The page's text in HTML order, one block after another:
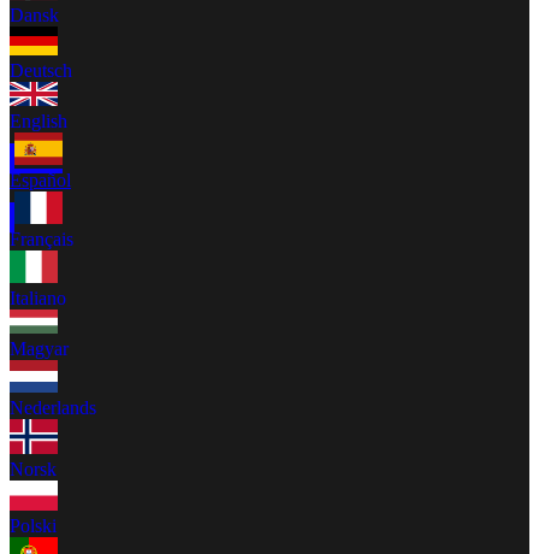
Dansk
Deutsch
English
Español
Français
Italiano
Magyar
Nederlands
Norsk
Polski